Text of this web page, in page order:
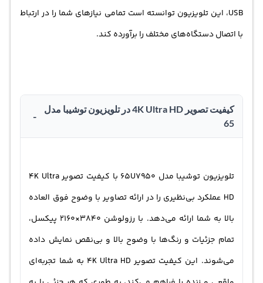
USB، این تلویزیون توانسته است تمامی نیازهای شما را در ارتباط
با اتصال دستگاه‌های مختلف را برآورده کند.
کیفیت تصویر 4K Ultra HD در تلویزیون توشیبا مدل
65
-
تلویزیون توشیبا
مدل 65U7950 با کیفیت تصویر 4K Ultra
HD عملکرد بی‌نظیری را در ارائه تصاویر با وضوح فوق العاده
بالا به شما ارائه می‌دهد. با رزولوشن 3840×2160 پیکسل،
تمام جزئیات و رنگ‌ها با وضوح بالا و بی‌نقص نمایش داده
می‌شوند. این کیفیت تصویر 4K Ultra HD به شما تجربه‌ای